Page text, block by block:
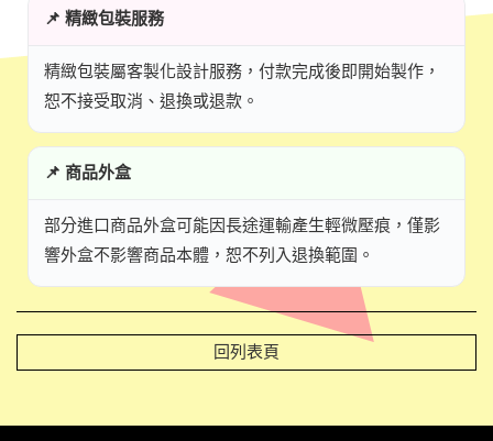
📌 精緻包裝服務
精緻包裝屬客製化設計服務，付款完成後即開始製作，
恕不接受取消、退換或退款。
📌 商品外盒
部分進口商品外盒可能因長途運輸產生輕微壓痕，僅影
響外盒不影響商品本體，恕不列入退換範圍。
回列表頁